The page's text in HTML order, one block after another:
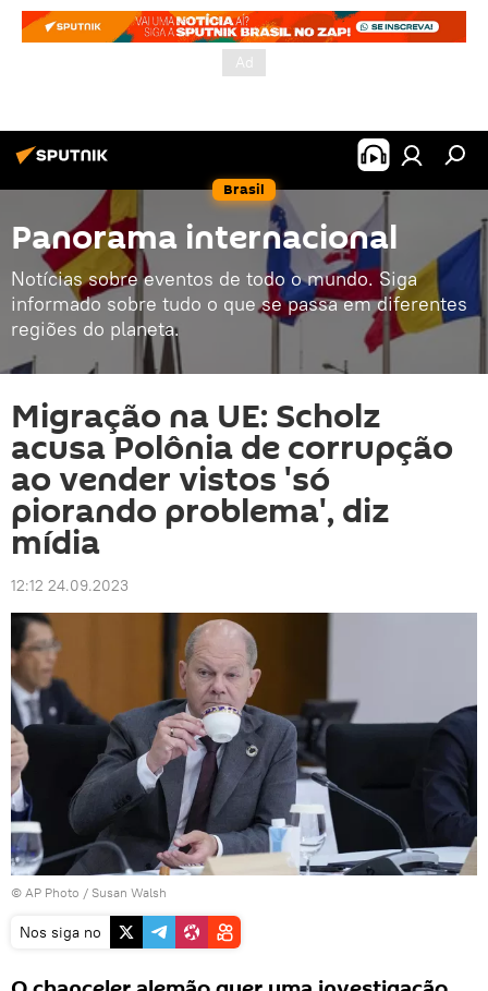
Brasil
Panorama internacional
Notícias sobre eventos de todo o mundo. Siga
informado sobre tudo o que se passa em diferentes
regiões do planeta.
Migração na UE: Scholz
acusa Polônia de corrupção
ao vender vistos 'só
piorando problema', diz
mídia
12:12 24.09.2023
© AP Photo / Susan Walsh
Nos siga no